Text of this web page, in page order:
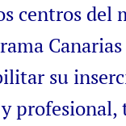
centros del
su
profesional,